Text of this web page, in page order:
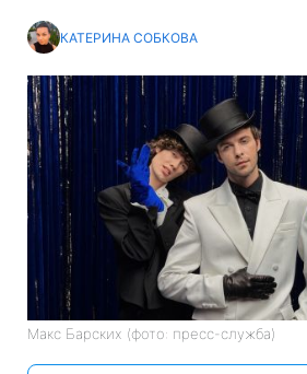
КАТЕРИНА СОБКОВА
Макс Барских (фото: пресс-служба)